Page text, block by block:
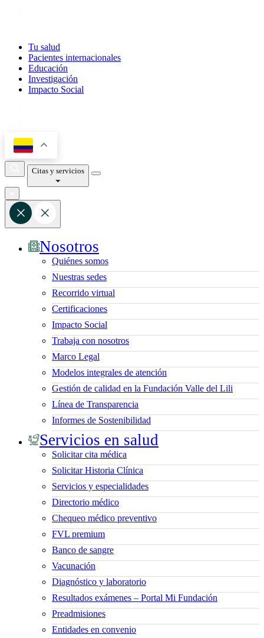
Tu salud
Pacientes internacionales
Educación
Investigación
Impacto Social
Citas y servicios
Nosotros
Quiénes somos
Nuestras sedes
Recorrido virtual
Certificaciones
Impacto Social
Trabaja con nosotros
Marco Legal
Modelos integrales de atención
Gestión de calidad en la Fundación Valle del Lili
Línea de Transparencia
Informes de Sostenibilidad
Servicios en salud
Solicitar cita médica
Solicitar Historia Clínica
Servicios y especialidades
Directorio médico
Chequeo médico preventivo
FVL premium
Banco de sangre
Vacunación
Diagnóstico y laboratorio
Resultados exámenes – Portal Mi Fundación
Preadmisiones
Entidades en convenio